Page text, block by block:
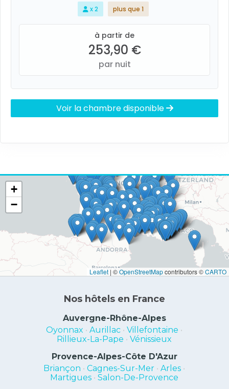
x 2 plus que 1
à partir de
253,90 €
par nuit
Voir la chambre disponible
+
−
Leaflet | ©OpenStreetMapcontributors ©CARTO
Nos hôtels en France
Auvergne-Rhône-Alpes
Oyonnax •Aurillac •Villefontaine •
Rillieux-La-Pape •Vénissieux
Provence-Alpes-Côte D'Azur
Briançon •Cagnes-Sur-Mer •Arles •
Martigues •Salon-De-Provence